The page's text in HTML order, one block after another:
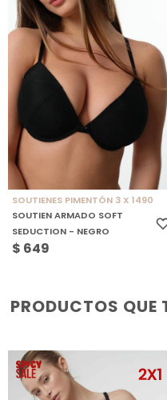
SOUTIENES PIMENTÓN 3 X 1490
SOUTIEN ARMADO SOFT
SEDUCTION - NEGRO
$ 649
PRODUCTOS QUE